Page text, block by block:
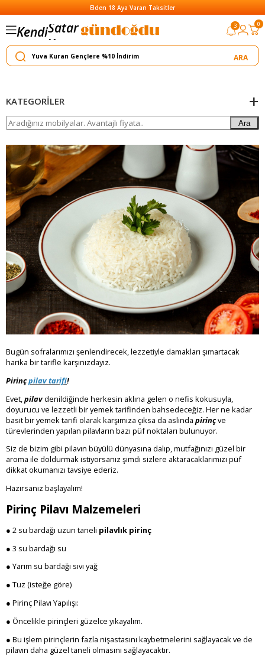
Elden 18 Aya Varan Taksitler
Kendi
Satar
Yapar
3 0
KATEGORILER
Ara
Bugün sofralarımızı şenlendirecek, lezzetiyle damakları şımartacak
harika bir tarifle karşınızdayız.
Pirinçpilav tarifi!
Evet, pilavdenildiğinde herkesin aklına gelen o nefis kokusuyla,
doyurucu ve lezzetli bir yemek tarifinden bahsedeceğiz. Her ne kadar
basit bir yemek tarifi olarak karşımıza çıksa da aslında pirinçve
türevlerinden yapılan pilavların bazı püf noktaları bulunuyor.
Siz de bizim gibi pilavın büyülü dünyasına dalıp, mutfağınızı güzel bir
aroma ile doldurmak istiyorsanız şimdi sizlere aktaracaklarımızı püf
dikkat okumanızı tavsiye ederiz.
Hazırsanız başlayalım!
Pirinç Pilavı Malzemeleri
● 2 su bardağı uzun taneli pilavlık pirinç
● 3 su bardağı su
● Yarım su bardağı sıvı yağ
● Tuz (isteğe göre)
● Pirinç Pilavı Yapılışı:
● Öncelikle pirinçleri güzelce yıkayalım.
● Bu işlem pirinçlerin fazla nişastasını kaybetmelerini sağlayacak ve de
pilavın daha güzel taneli olmasını sağlayacaktır.